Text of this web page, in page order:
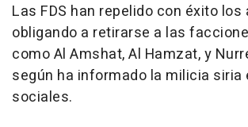
Las FDS han repelido con éxito los
obligando a retirarse a las
como Al Amshat, Al Hamzat, y
según ha informado la milicia siria
sociales.